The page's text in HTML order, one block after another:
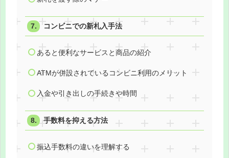
コンビニでの新札入手法
あると便利なサービスと商品の紹介
ATMが併設されているコンビニ利用のメリット
入金や引き出しの手続きや時間
手数料を抑える方法
振込手数料の違いを理解する